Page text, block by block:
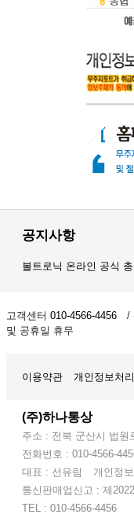
공지사항
볼트로닉 온라인 공식
고객센터 010-4566-4456 /
및 공휴일 휴무
이용약관 개인정보처
(주)하나통상
주소 : 전북 군산시 법원
전화번호 : 010-4566-
대표 : 선유림
개인정
통신판매업신고 : 제
TEL : 010-4566-4456